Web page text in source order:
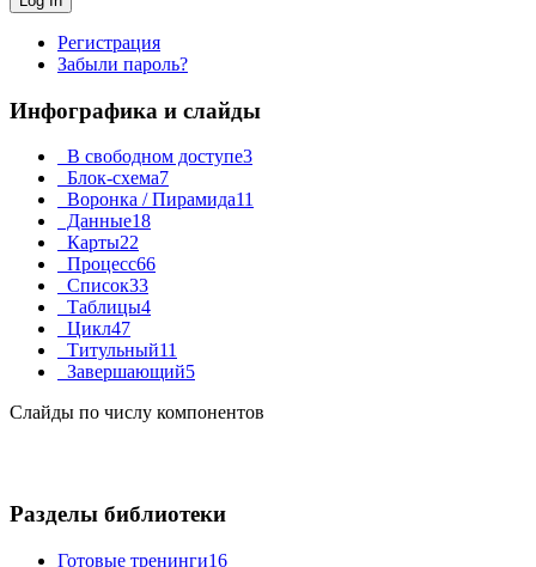
Регистрация
Забыли пароль?
Инфографика и слайды
В свободном доступе3
Блок-схема7
Воронка / Пирамида11
Данные18
Карты22
Процесс66
Список33
Таблицы4
Цикл47
Титульный11
Завершающий5
Слайды по числу компонентов
Разделы библиотеки
Готовые тренинги16